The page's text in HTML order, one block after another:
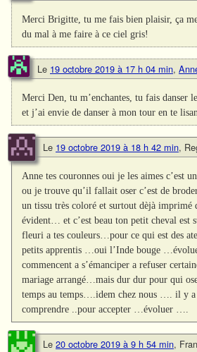
Merci Brigitte, tu me fais bien plaisir, ça
du mal à me faire à ce ciel gris!
Le 19 octobre 2019 à 17 h 04 min,
Merci Den, tu m’enchantes, tu fais danser
et j’ai envie de danser à mon tour en te
Le 19 octobre 2019 à 18 h 42 min,
Anne tes couronnes oui je les aimes c’est
ou je trouve qu’il fallait oser c’est de
un tissu très coloré et surtout dèjà
évident… et c’est beau ton petit cheval est
fleuri a tes couleurs…pour ce qui est des
petits apprentis …oui l’Inde bouge
commencent a s’émanciper a refuser
mariage arrangé…mais dur dur pour qui
temps au temps….idem chez nous …. il y a
comprendre ..pour accepter …évoluer ….
Le 20 octobre 2019 à 9 h 54 min,